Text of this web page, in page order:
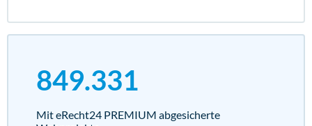
849.331
Mit eRecht24 PREMIUM abgesicherte